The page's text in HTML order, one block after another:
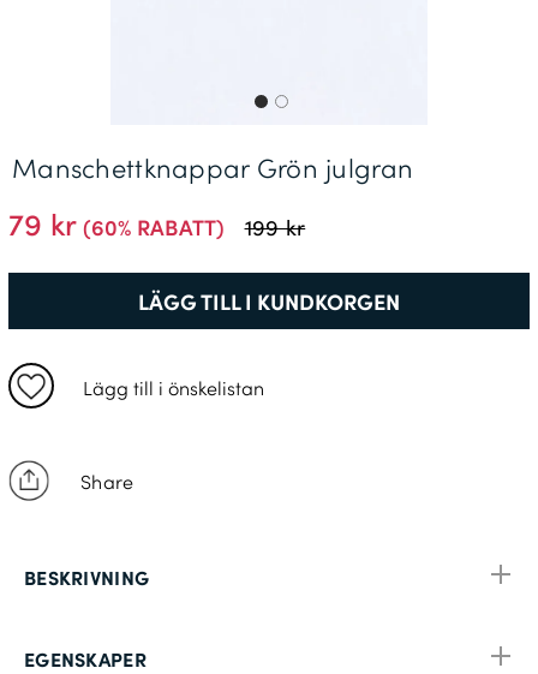
79 kr (60% RABATT) 199 kr
LÄGG TILL I KUNDKORGEN
Lägg till i önskelistan
Share
Manschettknappar Grön julgran
EGENSKAPER
BESKRIVNING